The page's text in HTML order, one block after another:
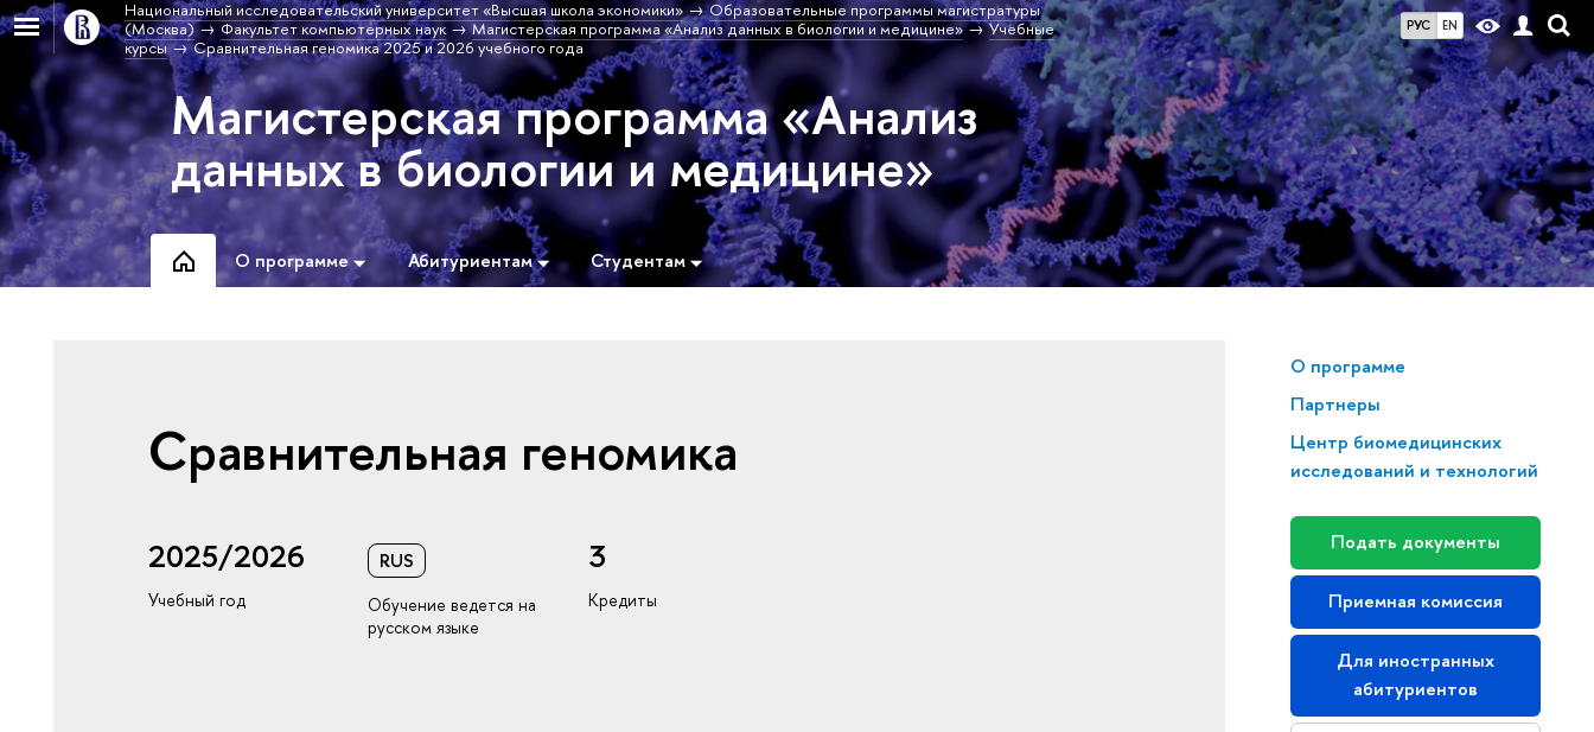
РУС EN
Национальный исследовательский университет «Высшая школа экономики»
Образовательные программы магистратуры
(Москва)
Факультет компьютерных наук Магистерская программа «Анализ данных в биологии и медицине»
Учебные
курсы
Сравнительная геномика 2025 и 2026 учебного года
Магистерская программа «Анализ
данных в биологии и медицине»
О программе Абитуриентам Студентам
О программе
Партнеры
Центр биомедицинских
исследований и технологий
Подать документы
Приемная комиссия
Для иностранных
абитуриентов
Сравнительная геномика
2025/2026
Учебный год
RUS
Обучение ведется на
русском языке
3
Кредиты